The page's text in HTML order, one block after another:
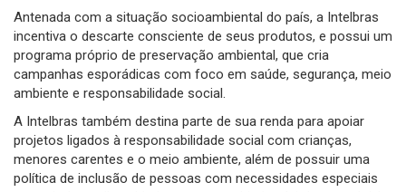
Antenada com a situação socioambiental do país, a Intelbras
incentiva o descarte consciente de seus produtos, e possui um
programa próprio de preservação ambiental, que cria
campanhas esporádicas com foco em saúde, segurança, meio
ambiente e responsabilidade social.
A Intelbras também destina parte de sua renda para apoiar
projetos ligados à responsabilidade social com crianças,
menores carentes e o meio ambiente, além de possuir uma
política de inclusão de pessoas com necessidades especiais